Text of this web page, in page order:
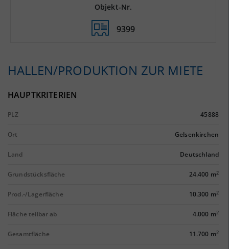
Objekt-Nr.
9399
HALLEN/PRODUKTION ZUR MIETE
HAUPTKRITERIEN
PLZ 45888
Ort Gelsenkirchen
Land Deutschland
Grundstücksfläche 24.400 m2
Prod.-/Lagerfläche 10.300 m2
Fläche teilbar ab 4.000 m2
Gesamtfläche 11.700 m2